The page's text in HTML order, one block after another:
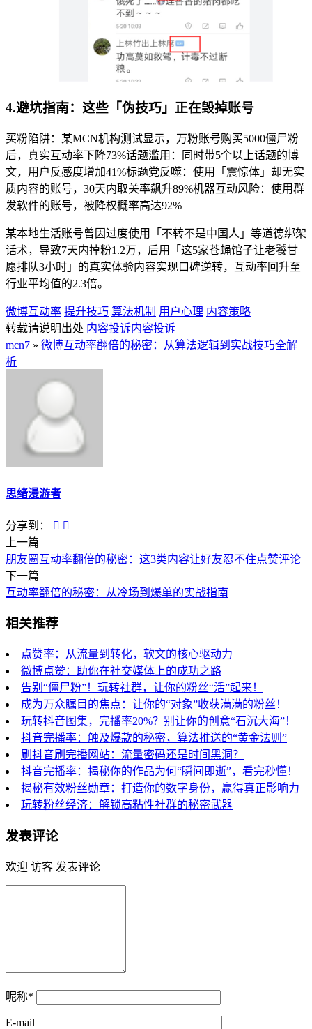
4.避坑指南：这些「伪技巧」正在毁掉账号
买粉陷阱：某MCN机构测试显示，万粉账号购买5000僵尸粉
后，真实互动率下降73%话题滥用：同时带5个以上话题的博
文，用户反感度增加41%标题党反噬：使用「震惊体」却无实
质内容的账号，30天内取关率飙升89%机器互动风险：使用群
发软件的账号，被降权概率高达92%
某本地生活账号曾因过度使用「不转不是中国人」等道德绑架
话术，导致7天内掉粉1.2万，后用「这5家苍蝇馆子让老饕甘
愿排队3小时」的真实体验内容实现口碑逆转，互动率回升至
行业平均值的2.3倍。
微博互动率 提升技巧 算法机制 用户心理 内容策略
转载请说明出处 内容投诉内容投诉
mcn7 » 微博互动率翻倍的秘密：从算法逻辑到实战技巧全解
析
思绪漫游者
分享到：
上一篇
朋友圈互动率翻倍的秘密：这3类内容让好友忍不住点赞评论
下一篇
互动率翻倍的秘密：从冷场到爆单的实战指南
相关推荐
点赞率：从流量到转化，软文的核心驱动力
微博点赞：助你在社交媒体上的成功之路
告别“僵尸粉”！玩转社群，让你的粉丝“活”起来！
成为万众瞩目的焦点：让你的“对象”收获满满的粉丝！
玩转抖音图集，完播率20%？别让你的创意“石沉大海”！
抖音完播率：触及爆款的秘密，算法推送的“黄金法则”
刷抖音刷完播网站：流量密码还是时间黑洞？
抖音完播率：揭秘你的作品为何“瞬间即逝”，看完秒懂！
揭秘有效粉丝勋章：打造你的数字身份，赢得真正影响力
玩转粉丝经济：解锁高粘性社群的秘密武器
发表评论
欢迎 访客 发表评论
昵称*
E-mail